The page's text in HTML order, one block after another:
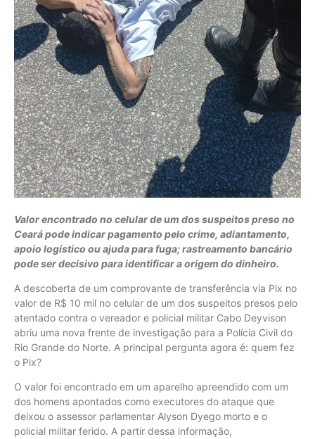
Valor encontrado no celular de um dos suspeitos preso no
Ceará pode indicar pagamento pelo crime, adiantamento,
apoio logístico ou ajuda para fuga; rastreamento bancário
pode ser decisivo para identificar a origem do dinheiro.
A descoberta de um comprovante de transferência via Pix no
valor de R$ 10 mil no celular de um dos suspeitos presos pelo
atentado contra o vereador e policial militar Cabo Deyvison
abriu uma nova frente de investigação para a Polícia Civil do
Rio Grande do Norte. A principal pergunta agora é: quem fez
o Pix?
O valor foi encontrado em um aparelho apreendido com um
dos homens apontados como executores do ataque que
deixou o assessor parlamentar Alyson Dyego morto e o
policial militar ferido. A partir dessa informação,